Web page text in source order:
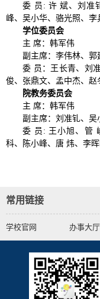
委 员: 许 斌、刘准
峰、吴小华、骆光照、
学位委员会
主 席：韩军伟
副主席：李伟林、郭
委 员：王长青、刘
俊、张鼎文、孟中杰、
院教务委员会
主 席：韩军伟
副主席：刘准钆、吴
委 员: 王小旭、管
科、陈小峰、唐 炜、李
常用链接
学校官网 办事大厅